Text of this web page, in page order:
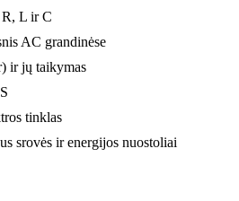
L ir C
AC grandinėse
ir jų taikymas
tinklas
srovės ir energijos nuostoliai